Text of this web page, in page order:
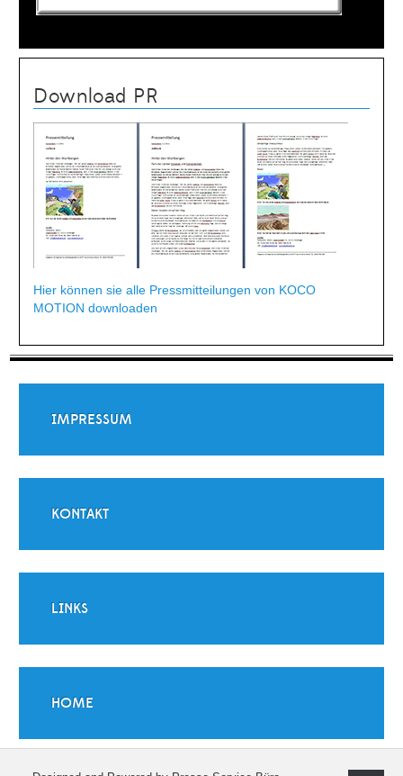
Download PR
Hier können sie alle Pressmitteilungen von KOCO
MOTION downloaden
IMPRESSUM
KONTAKT
LINKS
HOME